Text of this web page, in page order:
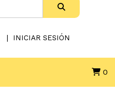
INICIAR SESIÓN
0